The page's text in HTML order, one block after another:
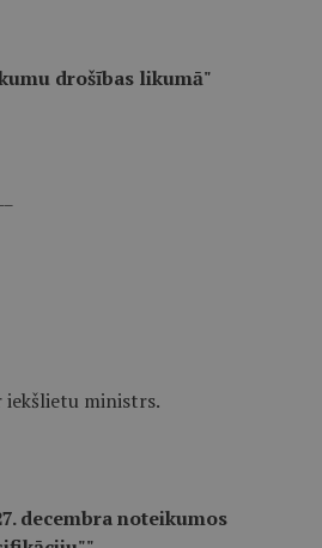
drošības likumā"
iekšlietu ministrs.
decembra noteikumos